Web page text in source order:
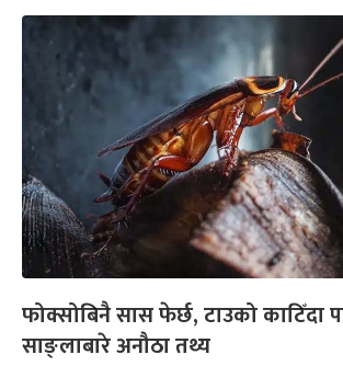
फोक्सोबिनै सास फेर्छ, टाउको काटिँदा
साङ्लाबारे अनौठा तथ्य